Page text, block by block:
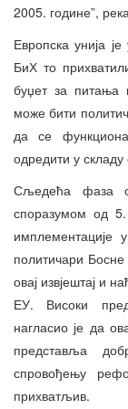
2005. године”,
Европска унија
БиХ то
буџет за питања
може бити
да се
одредити у складу
Сљедећа фаза
споразумом од 5.
политичари
овај извјештај и
ЕУ. Високи
нагласио је да
представља
спровођењу
прихватљив.